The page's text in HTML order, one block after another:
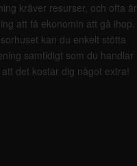
kräver resurser, och ofta är
att få ekonomin att gå ihop.
kan du enkelt stötta
samtidigt som du handlar
det kostar dig något extra!